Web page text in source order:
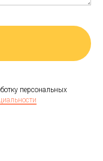
персональных